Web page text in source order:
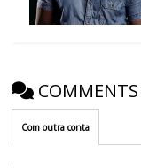
COMMENTS
Com outra conta